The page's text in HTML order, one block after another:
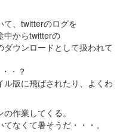
て、twitterのログを
中からtwitterの
ウンロードとして扱われて
・？
版に飛ばされたり、よくわ
作業してくる。
なくて暑そうだ・・・。